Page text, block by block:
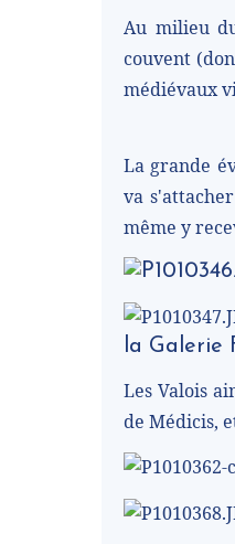
Au milieu
couvent
médiévaux
La grande
va
même y
la Galerie
Les Valois
de Médicis,